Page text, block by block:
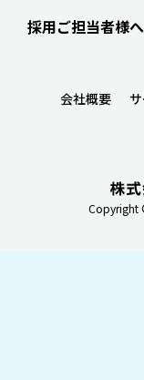
採用ご担当者様へ
Copyright
会社概要